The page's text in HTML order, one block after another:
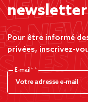
Pour être informé
privées, inscrivez-
E-mail*